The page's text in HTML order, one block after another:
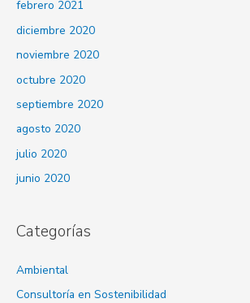
febrero 2021
diciembre 2020
noviembre 2020
octubre 2020
septiembre 2020
agosto 2020
julio 2020
junio 2020
Categorías
Ambiental
Consultoría en Sostenibilidad